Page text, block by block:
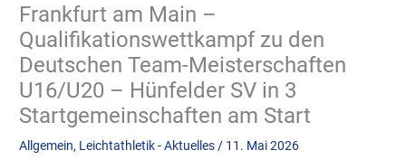
Frankfurt am Main –
Qualifikationswettkampf zu den
Deutschen Team-Meisterschaften
U16/U20 – Hünfelder SV in 3
Startgemeinschaften am Start
Allgemein, Leichtathletik - Aktuelles / 11. Mai 2026